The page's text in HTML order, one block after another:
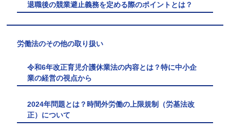
退職後の競業避止義務を定める際のポイントとは？
労働法のその他の取り扱い
令和6年改正育児介護休業法の内容とは？特に中小企
業の経営の視点から
2024年問題とは？時間外労働の上限規制（労基法改
正）について